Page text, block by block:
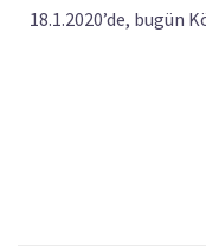
18.1.2020’de, bugün